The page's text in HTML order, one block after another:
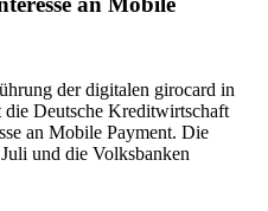
der digitalen girocard in
die Deutsche Kreditwirtschaft
an Mobile Payment. Die
und die Volksbanken